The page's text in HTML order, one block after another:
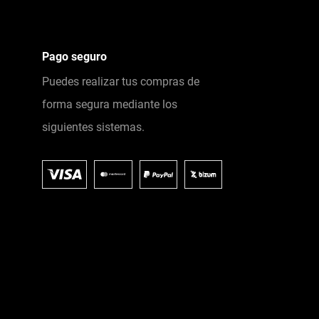
Pago seguro
Puedes realizar tus compras de
forma segura mediante los
siguientes sistemas.